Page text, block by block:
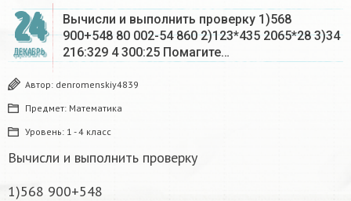
24
ДЕКАБРЬ
Вычисли и выполнить проверку 1)568
900+548 80 002-54 860 2)123*435 2065*28 3)34
216:329 4 300:25 Помагите…
Автор: denromenskiy4839
Предмет: Математика
Уровень: 1 - 4 класс
Вычисли и выполнить проверку
1)568 900+548